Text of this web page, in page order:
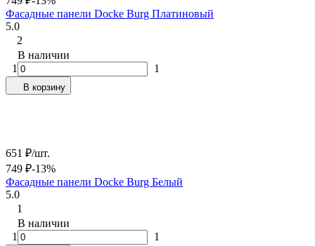
Фасадные панели Docke Burg Платиновый
5.0
2
В наличии
1
1
В корзину
651 ₽/шт.
749 ₽-13%
Фасадные панели Docke Burg Белый
5.0
1
В наличии
1
1